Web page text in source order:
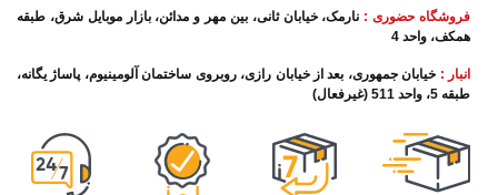
فروشگاه حضوری : نارمک، خیابان ثانی، بین مهر و مدائن، بازار موبایل شرق، طبقه
همکف، واحد 4
انبار : خیابان جمهوری، بعد از خیابان رازی، روبروی ساختمان آلومینیوم، پاساژ یگانه،
طبقه 5، واحد 511 (غیرفعال)